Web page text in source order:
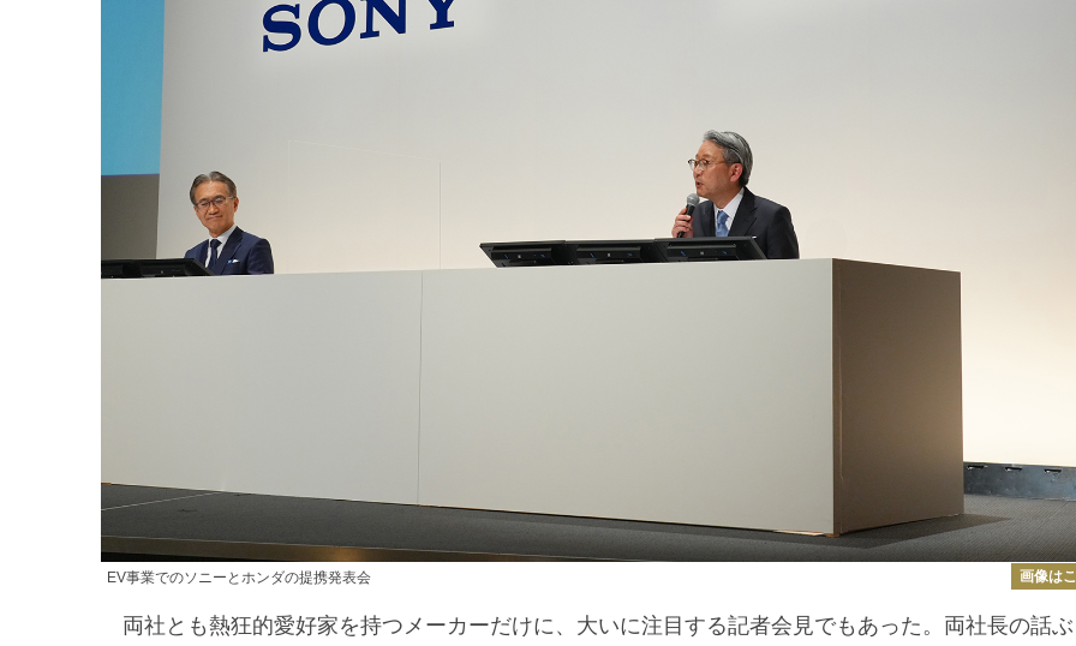
EV事業でのソニーとホンダの提携発表会 画像は
両社とも熱狂的愛好家を持つメーカーだけに、大いに注目する記者会見でもあった。両社長の話